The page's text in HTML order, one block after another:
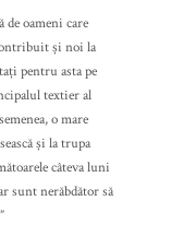
de oameni care
și noi la
pentru asta pe
textier al
o mare
și la trupa
câteva luni
sunt nerăbdător să